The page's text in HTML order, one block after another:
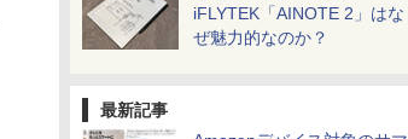
iFLYTEK「AINOTE 2」はな
ぜ魅力的なのか？
最新記事